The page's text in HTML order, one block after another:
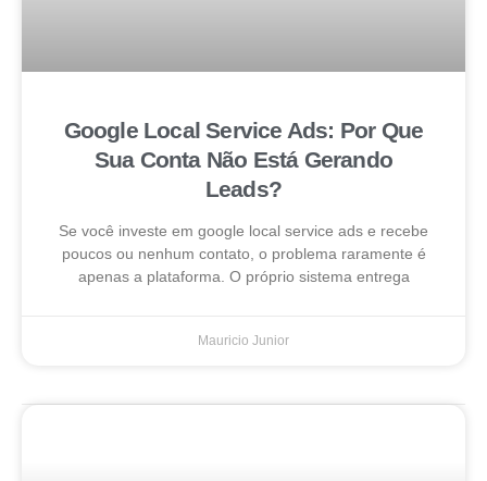
Google Local Service Ads: Por Que
Sua Conta Não Está Gerando
Leads?
Se você investe em google local service ads e recebe
poucos ou nenhum contato, o problema raramente é
apenas a plataforma. O próprio sistema entrega
Mauricio Junior